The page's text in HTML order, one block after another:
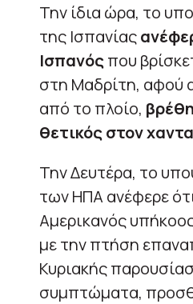
Την ίδια ώρα, το
της Ισπανίας
Ισπανόςπου
στη Μαδρίτη, αφού
από το πλοίο,
θετικός στον
Την Δευτέρα, το
των ΗΠΑ ανέφερε
Αμερικανός
με την πτήση
Κυριακής
συμπτώματα,